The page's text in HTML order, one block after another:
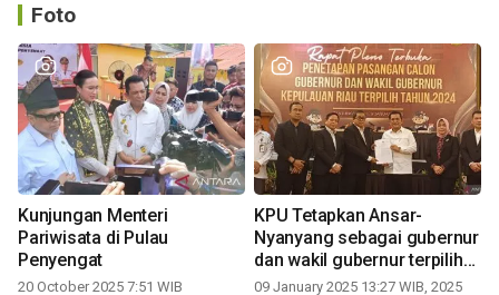
Foto
Kunjungan Menteri
Pariwisata di Pulau
Penyengat
20 October 2025 7:51 WIB
KPU Tetapkan Ansar-
Nyanyang sebagai gubernur
dan wakil gubernur terpilih
periode 2025-2030
09 January 2025 13:27 WIB, 2025